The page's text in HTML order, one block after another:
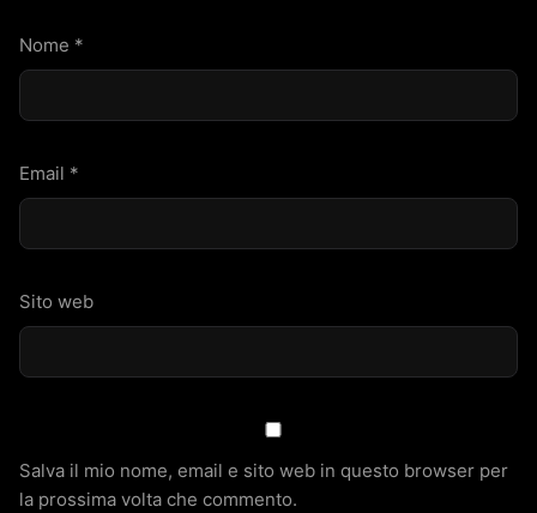
Nome *
Email *
Sito web
Salva il mio nome, email e sito web in questo browser per
la prossima volta che commento.